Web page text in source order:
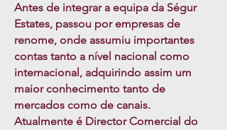
Antes de integrar a equipa da Ségur
Estates, passou por empresas de
renome, onde assumiu importantes
contas tanto a nível nacional como
internacional, adquirindo assim um
maior conhecimento tanto de
mercados como de canais.
Atualmente é Director Comercial do